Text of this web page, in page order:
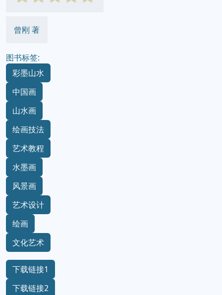
曾刚 著
图书标签:
彩墨山水
中国画
山水画
绘画技法
艺术教程
水墨画
风景画
艺术设计
绘画
文化艺术
下载链接1
下载链接2